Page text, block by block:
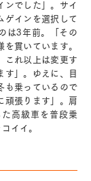
ンでした」。サイ
ゲインを選択して
は3年前。「その
貫いています。
これ以上は変更す
す」。ゆえに、目
も乗っているので
頑張ります」。肩
高級車を普段乗
イイ。